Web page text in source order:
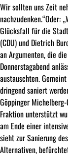
Wir sollten uns Zeit
nachzudenken.“Oder:
Glücksfall für die Stadt
(CDU) und Dietrich
an Argumenten, die
Donnerstagabend
austauschten.
dringend saniert
Göppinger
Fraktion unterstützt
am Ende einer
sieht zur Sanierung
Alternativen,